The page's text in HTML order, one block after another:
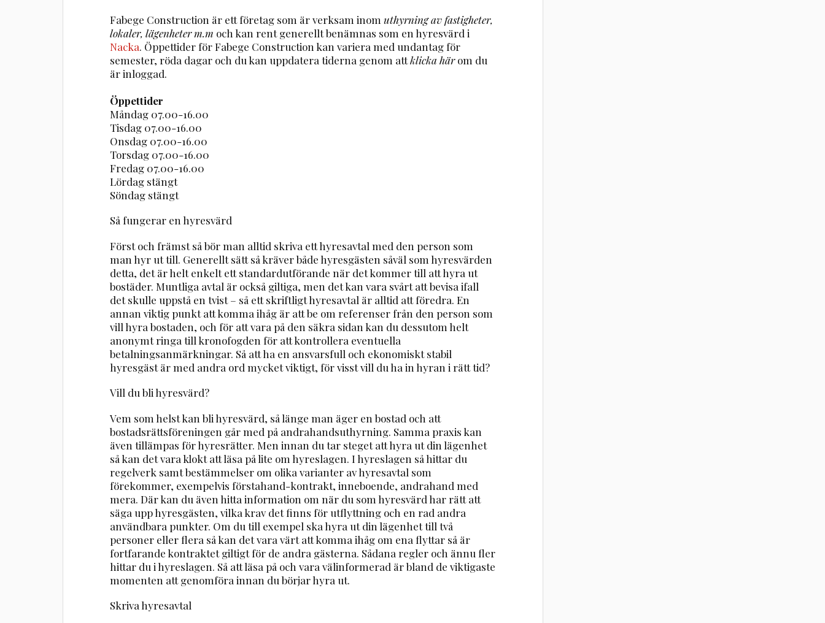
Fabege Construction är ett företag som är verksam inomuthyrning av fastigheter,
lokaler, lägenheter m.m och kan rent generellt benämnas som en hyresvärd i
Nacka. Öppettider för Fabege Construction kan variera med undantag för
semester, röda dagar och du kan uppdatera tiderna genom attklicka härom du
är inloggad.
Öppettider
Måndag 07.00-16.00
Tisdag 07.00-16.00
Onsdag 07.00-16.00
Torsdag 07.00-16.00
Fredag 07.00-16.00
Lördag stängt
Söndag stängt
Så fungerar en hyresvärd
Först och främst så bör man alltid skriva ett hyresavtal med den person som
man hyr ut till. Generellt sätt så kräver både hyresgästen såväl som hyresvärden
detta, det är helt enkelt ett standardutförande när det kommer till att hyra ut
bostäder. Muntliga avtal är också giltiga, men det kan vara svårt att bevisa ifall
det skulle uppstå en tvist – så ett skriftligt hyresavtal är alltid att föredra. En
annan viktig punkt att komma ihåg är att be om referenser från den person som
vill hyra bostaden, och för att vara på den säkra sidan kan du dessutom helt
anonymt ringa till kronofogden för att kontrollera eventuella
betalningsanmärkningar. Så att ha en ansvarsfull och ekonomiskt stabil
hyresgäst är med andra ord mycket viktigt, för visst vill du ha in hyran i rätt tid?
Vill du bli hyresvärd?
Vem som helst kan bli hyresvärd, så länge man äger en bostad och att
bostadsrättsföreningen går med på andrahandsuthyrning. Samma praxis kan
även tillämpas för hyresrätter. Men innan du tar steget att hyra ut din lägenhet
så kan det vara klokt att läsa på lite om hyreslagen. I hyreslagen så hittar du
regelverk samt bestämmelser om olika varianter av hyresavtal som
förekommer, exempelvis förstahand-kontrakt, inneboende, andrahand med
mera. Där kan du även hitta information om när du som hyresvärd har rätt att
säga upp hyresgästen, vilka krav det finns för utflyttning och en rad andra
användbara punkter. Om du till exempel ska hyra ut din lägenhet till två
personer eller flera så kan det vara värt att komma ihåg om ena flyttar så är
fortfarande kontraktet giltigt för de andra gästerna. Sådana regler och ännu fler
hittar du i hyreslagen. Så att läsa på och vara välinformerad är bland de viktigaste
momenten att genomföra innan du börjar hyra ut.
Skriva hyresavtal